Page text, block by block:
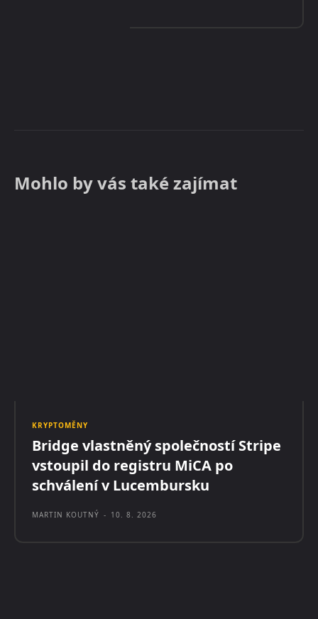
Mohlo by vás také zajímat
KRYPTOMĚNY
Bridge vlastněný společností Stripe
vstoupil do registru MiCA po
schválení v Lucembursku
MARTIN KOUTNÝ - 10. 8. 2026